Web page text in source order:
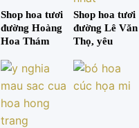
Shop hoa tươi
đường Hoàng
Hoa Thám
Shop hoa tươi
đường Lê Văn
Thọ, yêu
đầy